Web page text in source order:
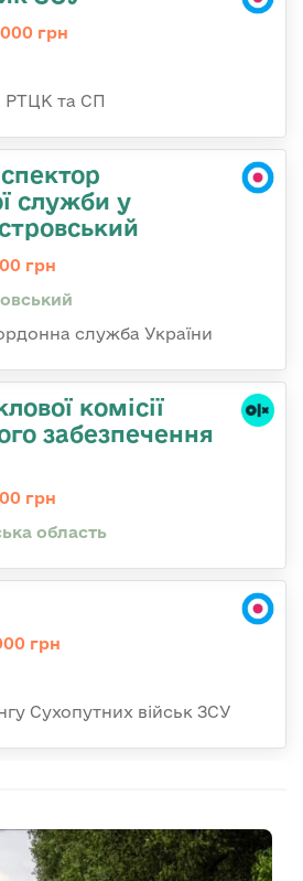
грн
РТЦК та СП
служби у
грн
служба України
комісії
забезпечення
грн
область
грн
Сухопутних військ ЗСУ